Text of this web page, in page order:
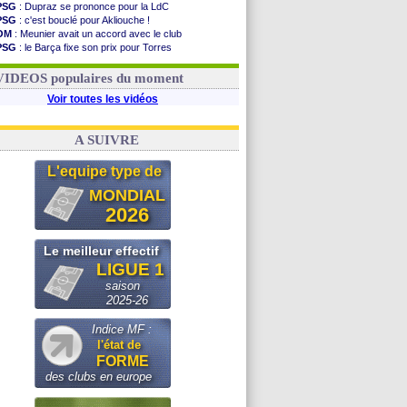
: Dupraz se prononce pour la LdC
: c'est bouclé pour Akliouche !
: Meunier avait un accord avec le club
: le Barça fixe son prix pour Torres
: Torres souhaite rejoindre le PSG !
populaires du moment
Voir toutes les vidéos
A SUIVRE
L'equipe type de
MONDIAL
2026
Le meilleur effectif
LIGUE 1
saison
2025-26
Indice MF :
l'état de
FORME
des clubs en europe